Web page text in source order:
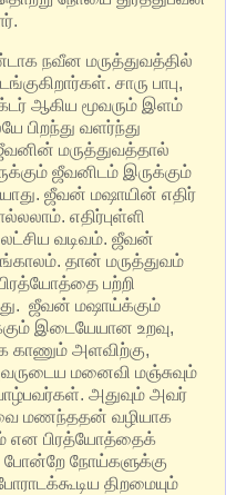
நவீன மருத்துவத்தில்
சாரு பாபு,
ஆகிய மூவரும் இளம்
பிறந்து வளர்ந்து
மருத்துவத்தால்
ஜீவனிடம் இருக்கும்
ஜீவன் மஷாயின் எதிர்
எதிர்புள்ளி
வடிவம். ஜீவன்
தான் மருத்துவம்
பற்றி
ஜீவன் மஷாய்க்கும்
இடையேயான உறவு,
அளவிற்கு,
மனைவி மஞ்சுவும்
அதுவும் அவர்
மணந்ததன் வழியாக
என பிரத்யோத்தைக்
போன்றே நோய்களுக்கு
திறமையும்